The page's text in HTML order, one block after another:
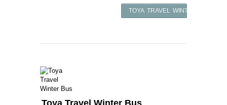
TOYA TRAVEL WINTER BUS ->
Toya Travel Winter Bus